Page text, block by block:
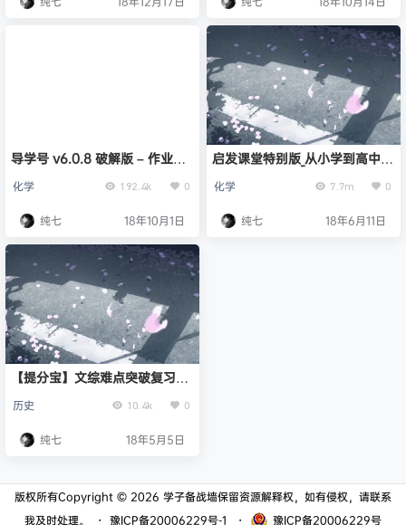
导学号 v6.0.8 破解版 – 作业辅
化学 192.4k 0
纯七 18年10月1日
启发课堂特别版_从小学到高中的
化学 7.7m 0
纯七 18年6月11日
【提分宝】文综难点突破复习资
历史 10.4k 0
纯七 18年5月5日
版权所有Copyright © 2026 学子备战墙保留资源解释权，如有侵权，请联系
我及时处理。
・ 豫ICP备20006229号-1 ・ 豫ICP备20006229号